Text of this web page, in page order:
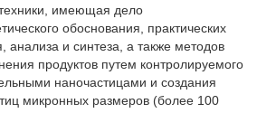
имеющая дело
обоснования, практических
анализа и синтеза, а также методов
продуктов путем контролируемого
наночастицами и создания
микронных размеров (более 100